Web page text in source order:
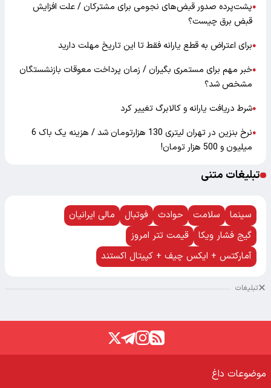
●پشت‌پرده صدور قبض‌های نجومی برای مشترکان / علت افزایش
قبض برق چیست؟
●برای اعتراض به قطع یارانه فقط تا این تاریخ مهلت دارید
●خبر مهم برای مستمری بگیران / زمان پرداخت معوقات بازنشستگان
مشخص شد؟
●شرط دریافت یارانه و کالابرگ تغییر کرد
●
نرخ بنزین در تهران لیتری 130 هزارتومان شد / هزینه یک باک 6
میلیون و 500 هزار تومان!
تبلیغات متنی
سینما سلامت حوادث فوتبال
مالی ایرانیان
گیج فشار ویکا
قیمت تتر امروز
آمارکتس + ایکس چیف + کپیتال اکستند
تبلیغات
موضوعات داغ